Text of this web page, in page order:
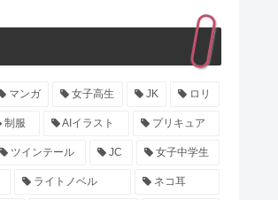
マンガ 女子高生 JK ロリ
制服 AIイラスト プリキュア
ツインテール JC 女子中学生
ライトノベル ネコ耳